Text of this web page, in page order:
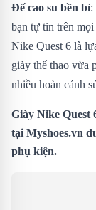
Đế cao su bền bỉ:
bạn tự tin trên
Nike Quest 6 là
giày thể thao vừa
nhiều hoàn cảnh
Giày Nike Quest
tại Myshoes.vn
phụ kiện.